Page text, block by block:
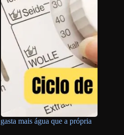
mais água que a própria